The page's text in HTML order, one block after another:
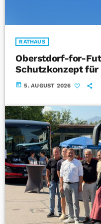
RATHAUS
Oberstdorf-for-
Schutzkonzept
today 5. AUGUST 2026